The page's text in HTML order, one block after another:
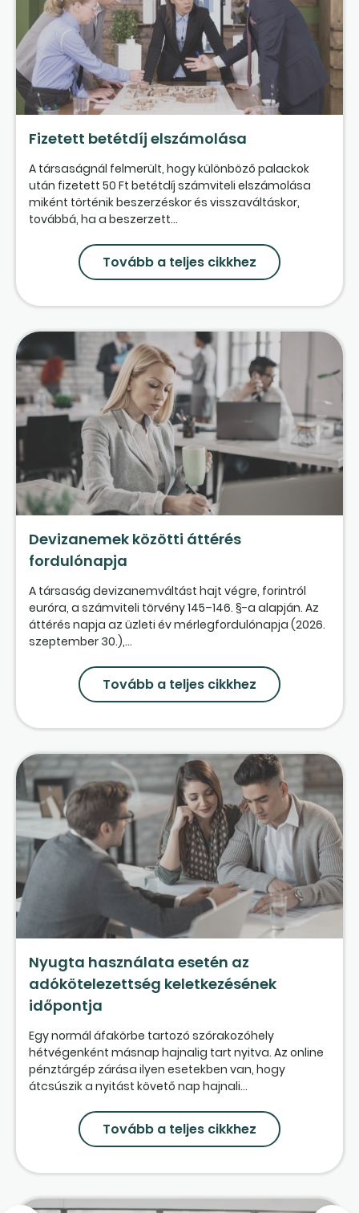
Fizetett betétdíj elszámolása
A társaságnál felmerült, hogy különböző palackok
után fizetett 50 Ft betétdíj számviteli elszámolása
miként történik beszerzéskor és visszaváltáskor,
továbbá, ha a beszerzett...
Tovább a teljes cikkhez
Devizanemek közötti áttérés
fordulónapja
A társaság devizanemváltást hajt végre, forintról
euróra, a számviteli törvény 145–146. §-a alapján. Az
áttérés napja az üzleti év mérlegfordulónapja (2026.
szeptember 30.),...
Tovább a teljes cikkhez
Nyugta használata esetén az
adókötelezettség keletkezésének
időpontja
Egy normál áfakörbe tartozó szórakozóhely
hétvégenként másnap hajnalig tart nyitva. Az online
pénztárgép zárása ilyen esetekben van, hogy
átcsúszik a nyitást követő nap hajnali...
Tovább a teljes cikkhez